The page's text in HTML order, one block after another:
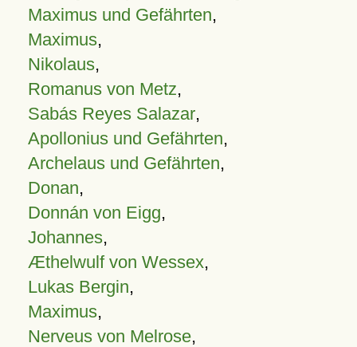
Maximus und Gefährten,
Maximus,
Nikolaus,
Romanus von Metz,
Sabás Reyes Salazar,
Apollonius und Gefährten,
Archelaus und Gefährten,
Donan,
Donnán von Eigg,
Johannes,
Æthelwulf von Wessex,
Lukas Bergin,
Maximus,
Nerveus von Melrose,